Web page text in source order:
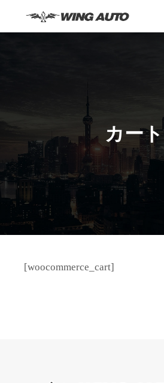
カート
[woocommerce_cart]